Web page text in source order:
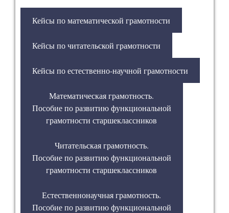
Кейсы по математической грамотности
Кейсы по читательской грамотности
Кейсы по естественно-научной грамотности
Математическая грамотность.
Пособие по развитию функциональной
грамотности старшеклассников
Читательская грамотность.
Пособие по развитию функциональной
грамотности старшеклассников
Естественнонаучная грамотность.
Пособие по развитию функциональной